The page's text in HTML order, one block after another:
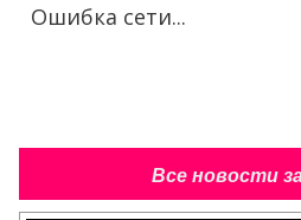
Ошибка сети...
Все новости